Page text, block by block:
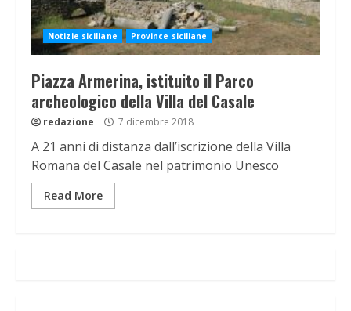
Notizie siciliane Province siciliane
Piazza Armerina, istituito il Parco
archeologico della Villa del Casale
redazione 7 dicembre 2018
A 21 anni di distanza dall’iscrizione della Villa
Romana del Casale nel patrimonio Unesco
Read More